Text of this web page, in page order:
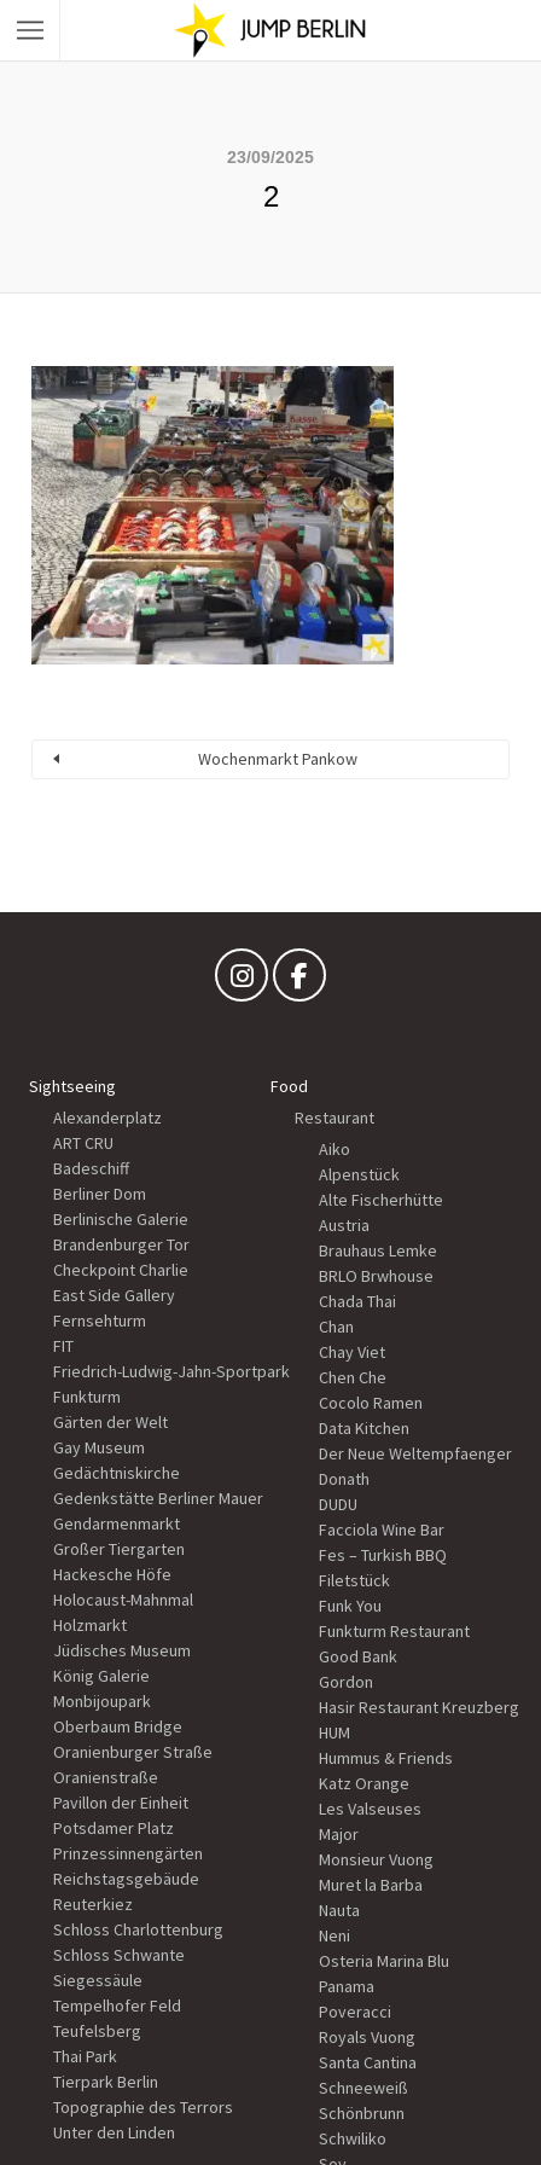
23/09/2025
2
Wochenmarkt Pankow
Sightseeing
Alexanderplatz
ART CRU
Badeschiff
Berliner Dom
Berlinische Galerie
Brandenburger Tor
Checkpoint Charlie
East Side Gallery
Fernsehturm
FIT
Friedrich-Ludwig-Jahn-Sportpark
Funkturm
Gärten der Welt
Gay Museum
Gedächtniskirche
Gedenkstätte Berliner Mauer
Gendarmenmarkt
Großer Tiergarten
Hackesche Höfe
Holocaust-Mahnmal
Holzmarkt
Jüdisches Museum
König Galerie
Monbijoupark
Oberbaum Bridge
Oranienburger Straße
Oranienstraße
Pavillon der Einheit
Potsdamer Platz
Prinzessinnengärten
Reichstagsgebäude
Reuterkiez
Schloss Charlottenburg
Schloss Schwante
Siegessäule
Tempelhofer Feld
Teufelsberg
Thai Park
Tierpark Berlin
Topographie des Terrors
Unter den Linden
Food
Restaurant
Aiko
Alpenstück
Alte Fischerhütte
Austria
Brauhaus Lemke
BRLO Brwhouse
Chada Thai
Chan
Chay Viet
Chen Che
Cocolo Ramen
Data Kitchen
Der Neue Weltempfaenger
Donath
DUDU
Facciola Wine Bar
Fes – Turkish BBQ
Filetstück
Funk You
Funkturm Restaurant
Good Bank
Gordon
Hasir Restaurant Kreuzberg
HUM
Hummus & Friends
Katz Orange
Les Valseuses
Major
Monsieur Vuong
Muret la Barba
Nauta
Neni
Osteria Marina Blu
Panama
Poveracci
Royals Vuong
Santa Cantina
Schneeweiß
Schönbrunn
Schwiliko